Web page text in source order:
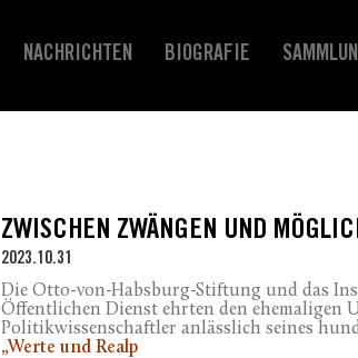
NACHRICHTEN BIOGRAFIE
ZWISCHEN ZWÄNGEN UND
2023.10.31
Die Otto-von-Habsburg-Stiftung und das
Öffentlichen Dienst ehrten den ehemaligen
Politikwissenschaftler anlässlich seines
„Werte und Realp